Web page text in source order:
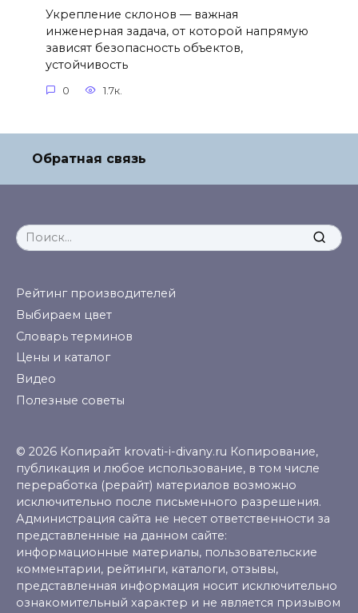
Укрепление склонов — важная
инженерная задача, от которой напрямую
зависят безопасность объектов,
устойчивость
0 1.7к.
Обратная связь
Search
for:
Рейтинг производителей
Выбираем цвет
Словарь терминов
Цены и каталог
Видео
Полезные советы
© 2026 Копирайт krovati-i-divany.ru Копирование,
публикация и любое использование, в том числе
переработка (рерайт) материалов возможно
исключительно после письменного разрешения.
Администрация сайта не несет ответственности за
представленные на данном сайте:
информационные материалы, пользовательские
комментарии, рейтинги, каталоги, отзывы,
представленная информация носит исключительно
ознакомительный характер и не является призывом